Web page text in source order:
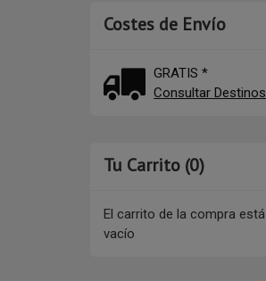
Costes de Envío
GRATIS *
Consultar Destinos
Tu Carrito (0)
El carrito de la compra está
vacío